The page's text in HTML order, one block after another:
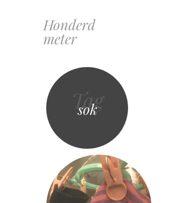
Honderd
meter
Spring
naar
Tag
sok